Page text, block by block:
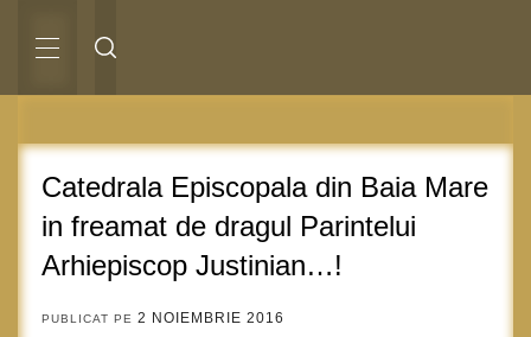
conținutMENIU
Catedrala Episcopala din Baia Mare
in freamat de dragul Parintelui
Arhiepiscop Justinian…!
PUBLICAT PE 2 NOIEMBRIE 2016